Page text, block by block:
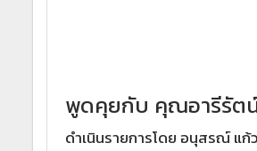
พูดคุยกับ คุณอารีรัตน์
ดำเนินรายการโดย อนุสรณ์ แ